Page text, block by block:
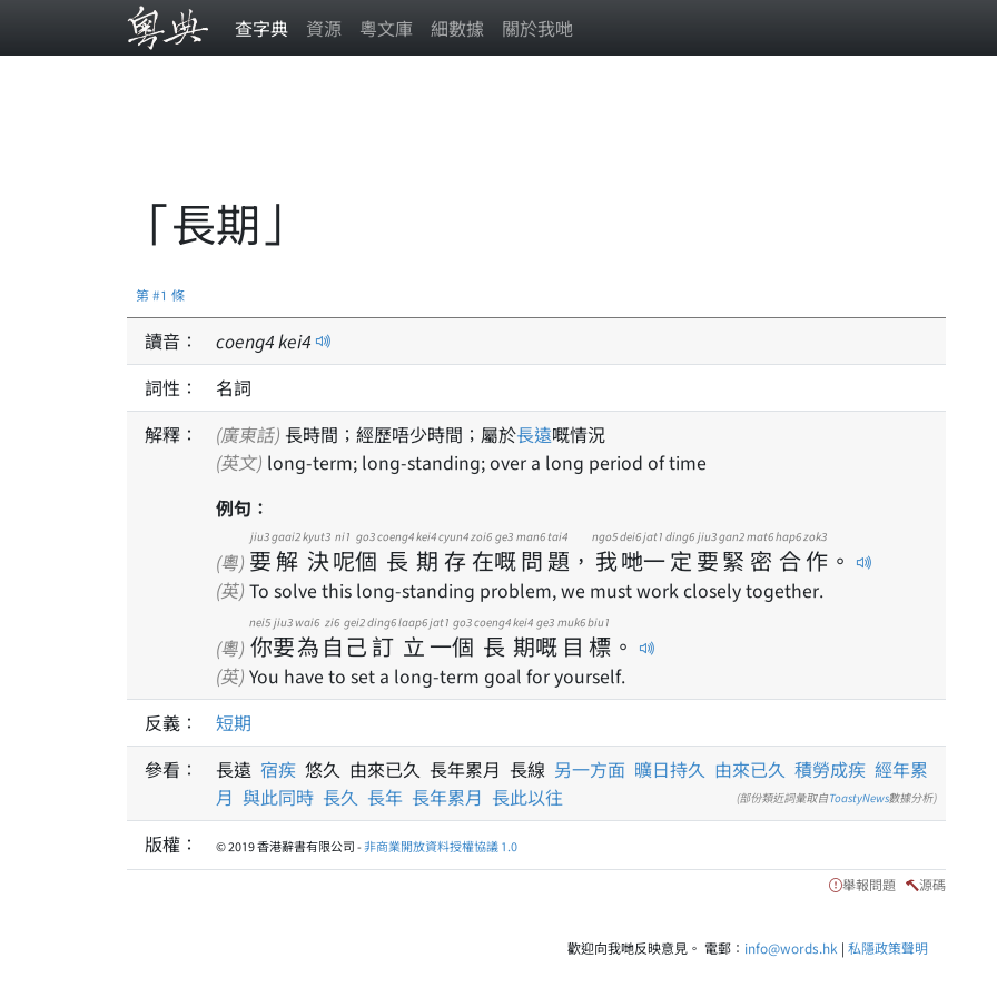
查字典 資源 粵文庫 細數據 關於我哋
「長期」
第 #1 條
讀音： coeng4kei4
詞性：
名詞
解釋：
(廣東話) 長時間；經歷唔少時間；屬於長遠嘅情況
(英文) long-term; long-standing; over a long period of time
例句：
(粵) 要
jiu3
解
gaai2
決
kyut3
呢
ni1
個
go3
長
coeng4
期
kei4
存
cyun4
在
zoi6
嘅
ge3
問
man6
題
tai4
， 我
ngo5
哋
dei6
一
jat1
定
ding6
要
jiu3
緊
gan2
密
mat6
合
hap6
作
zok3
。
(英) To solve this long-standing problem, we must work closely together.
(粵) 你
nei5
要
jiu3
為
wai6
自
zi6
己
gei2
訂
ding6
立
laap6
一
jat1
個
go3
長
coeng4
期
kei4
嘅
ge3
目
muk6
標
biu1
。
(英) You have to set a long-term goal for yourself.
反義：
短期
參看：
長遠 宿疾 悠久 由來已久 長年累月 長線 另一方面 曠日持久 由來已久 積勞成疾 經年累
月 與此同時 長久 長年 長年累月 長此以往 (部份類近詞彙取自ToastyNews數據分析)
版權： © 2019 香港辭書有限公司 -非商業開放資料授權協議 1.0
舉報問題 源碼
歡迎向我哋反映意見。 電郵： info@words.hk | 私隱政策聲明